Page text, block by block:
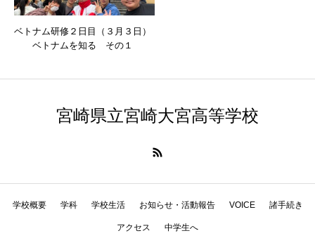
ベトナム研修２日目（３月３日）
ベトナムを知る その１
宮崎県立宮崎大宮高等学校
学校概要 学科 学校生活 お知らせ・活動報告 VOICE 諸手続き
アクセス 中学生へ